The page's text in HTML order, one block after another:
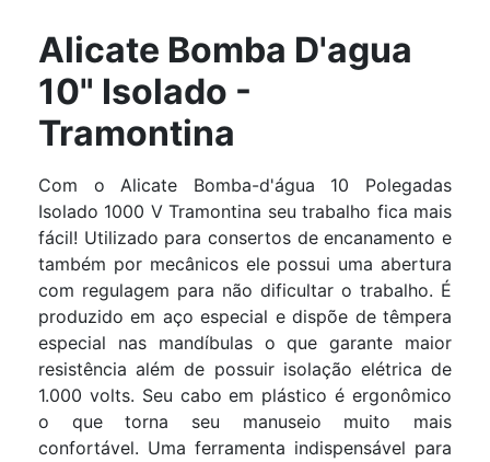
Alicate Bomba D'agua
10" Isolado -
Tramontina
Com o Alicate Bomba-d'água 10 Polegadas
Isolado 1000 V Tramontina seu trabalho fica mais
fácil! Utilizado para consertos de encanamento e
também por mecânicos ele possui uma abertura
com regulagem para não dificultar o trabalho. É
produzido em aço especial e dispõe de têmpera
especial nas mandíbulas o que garante maior
resistência além de possuir isolação elétrica de
1.000 volts. Seu cabo em plástico é ergonômico
o que torna seu manuseio muito mais
confortável. Uma ferramenta indispensável para